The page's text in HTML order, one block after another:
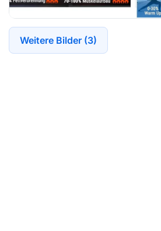
Weitere Bilder (3)